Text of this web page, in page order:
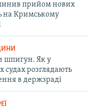
прийом нових
на Кримському
шпигун. Як у
судах розглядають
в держзраді